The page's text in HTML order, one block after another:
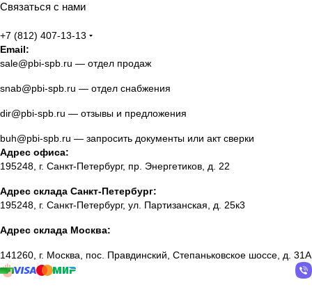
Связаться с нами
+7 (812) 407-13-13
Email:
sale@pbi-spb.ru — отдел продаж
snab@pbi-spb.ru — отдел снабжения
dir@pbi-spb.ru — отзывы и предложения
buh@pbi-spb.ru — запросить документы или акт сверки
Адрес офиса:
195248, г. Санкт-Петербург, пр. Энергетиков, д. 22
Адрес склада Санкт-Петербург:
195248, г. Санкт-Петербург, ул. Партизанская, д. 25к3
Адрес склада Москва:
141260, г. Москва, пос. Правдинский, Степаньковское шоссе, д. 31А